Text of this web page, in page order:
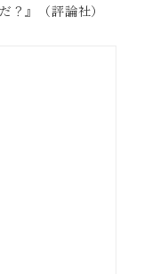
？』（評論社）